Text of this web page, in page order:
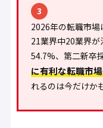
3
2026年の転職市
21業界中20業界
54.7%、第二新卒
に有利な転職市
れるのは今だけか